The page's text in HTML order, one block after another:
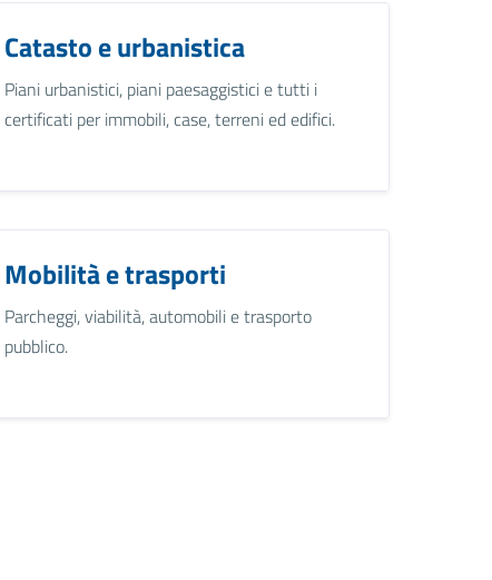
Catasto e urbanistica
Piani urbanistici, piani paesaggistici e tutti i
certificati per immobili, case, terreni ed edifici.
Mobilità e trasporti
Parcheggi, viabilità, automobili e trasporto
pubblico.